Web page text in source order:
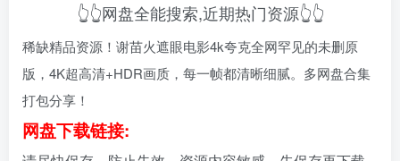
👆👆网盘全能搜索,近期热门资源👆👆
稀缺精品资源！谢苗火遮眼电影4k夸克全网罕见的未删原
版，4K超高清+HDR画质，每一帧都清晰细腻。多网盘合集
打包分享！
网盘下载链接: